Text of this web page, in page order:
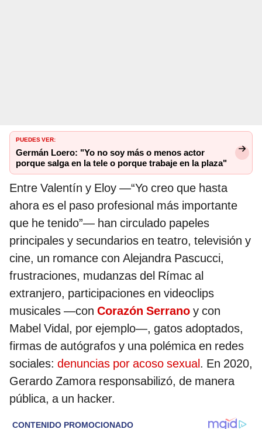
PUEDES VER:
Germán Loero: "Yo no soy más o menos actor
porque salga en la tele o porque trabaje en la plaza"
Entre Valentín y Eloy —“Yo creo que hasta
ahora es el paso profesional más importante
que he tenido”— han circulado papeles
principales y secundarios en teatro, televisión y
cine, un romance con Alejandra Pascucci,
frustraciones, mudanzas del Rímac al
extranjero, participaciones en videoclips
musicales —con Corazón Serrano y con
Mabel Vidal, por ejemplo—, gatos adoptados,
firmas de autógrafos y una polémica en redes
sociales: denuncias por acoso sexual. En 2020,
Gerardo Zamora responsabilizó, de manera
pública, a un hacker.